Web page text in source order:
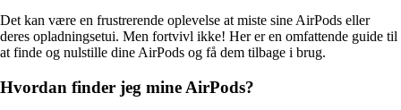
Det kan være en frustrerende oplevelse at miste sine AirPods eller
deres opladningsetui. Men fortvivl ikke! Her er en omfattende guide til
at finde og nulstille dine AirPods og få dem tilbage i brug.
Hvordan finder jeg mine AirPods?